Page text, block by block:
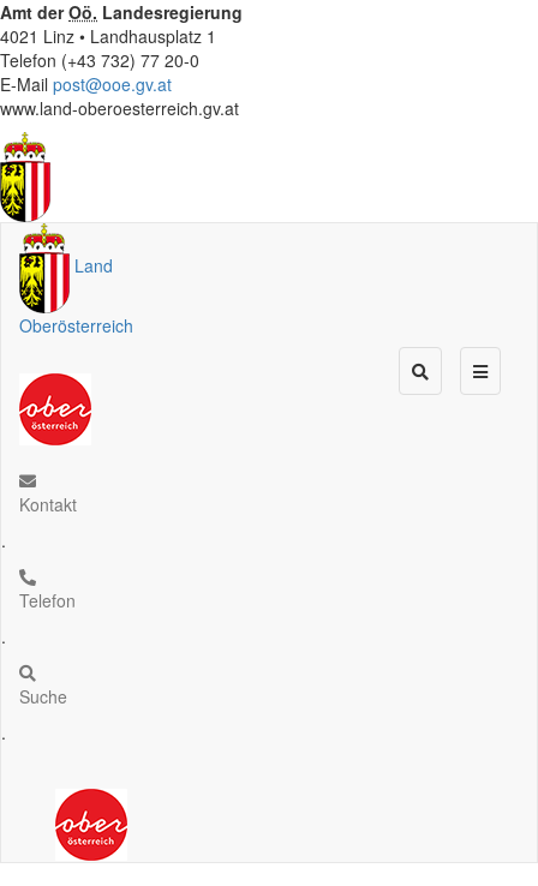
Amt derOö. Landesregierung
4021 Linz • Landhausplatz 1
Telefon (+43 732) 77 20-0
E-Mail post@ooe.gv.at
www.land-oberoesterreich.gv.at
Land
Oberösterreich
Kontakt
.
Telefon
.
Suche
.